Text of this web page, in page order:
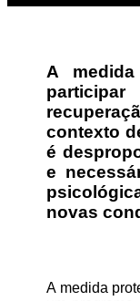
A medida
contexto
é
e
novas
A medida